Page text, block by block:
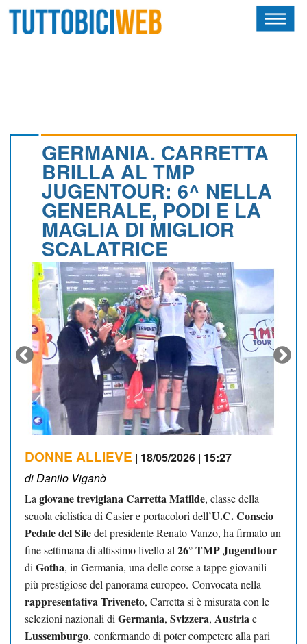
CALENDARIO
ALBI D'ORO
NEWSLETTER
GERMANIA. CARRETTA
BRILLA AL TMP
JUGENTOUR: 6^ NELLA
GENERALE, PODI E LA
MAGLIA DI MIGLIOR
SCALATRICE
DONNE ALLIEVE | 18/05/2026 | 15:27
di Danilo Viganò
La giovane trevigiana Carretta Matilde, classe della
scuola ciclistica di Casier e portacolori dell’U.C. Conscio
Pedale del Siledel presidente Renato Vanzo, ha firmato un
fine settimana di altissimo livello al 26° TMP Jugendtour
di Gotha, in Germania, una delle corse a tappe giovanili
più prestigiose del panorama europeo. Convocata nella
rappresentativa Triveneto, Carretta si è misurata con le
selezioni nazionali di Germania, Svizzera, Austriae
Lussemburgo, confermando di poter competere alla pari